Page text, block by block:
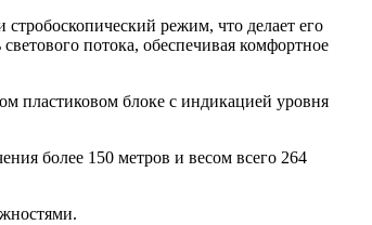
режим, что делает его
потока, обеспечивая комфортное
пластиковом блоке с индикацией уровня
более 150 метров и весом всего 264